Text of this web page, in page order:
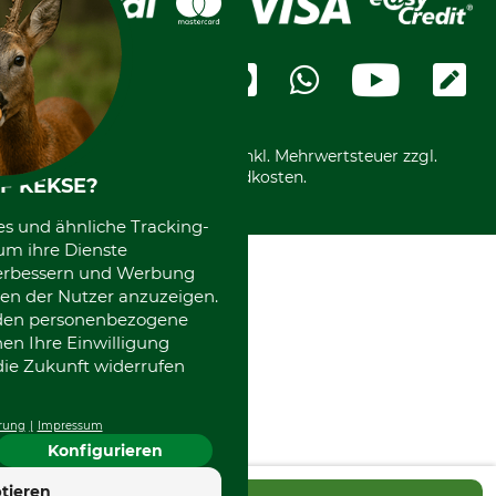
Bestellung widerrufen
Widerrufsbelehrung
Widerrufsformular
Kostenloser Rückversand
Nachhaltigkeit
Entsorgung und Umwelt
Datenschutz Print
Ratenkauf
Rechnung
Vorkasse
Karriere
Termine
Ladengeschäft
Motorgeräteshop
Über uns
Community
International
Alle Preise in Euro und inkl. Mehrwertsteuer zzgl.
Versandkosten.
KEKSE?
und ähnliche Tracking-
ihre Dienste
und Werbung
der Nutzer anzuzeigen.
personenbezogene
Ihre Einwilligung
Zukunft widerrufen
Impressum
Konfigurieren